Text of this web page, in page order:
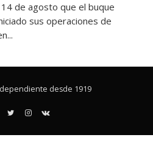
de agosto que el buque
sus operaciones de
desde 1919